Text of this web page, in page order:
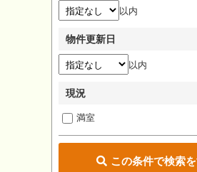
以内
物件更新日
以内
現況
満室
この条件で検索